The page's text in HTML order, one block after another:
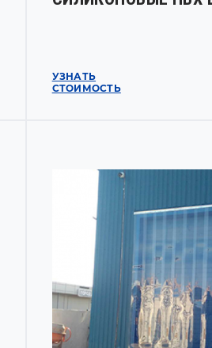
УЗНАТЬ
СТОИМОСТЬ